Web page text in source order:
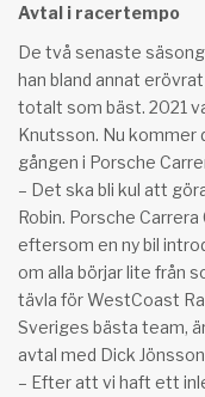
Avtal i racertempo
De två senaste
han bland annat
totalt som bäst. 2021
Knutsson. Nu kommer
gången i Porsche
– Det ska bli kul att
Robin. Porsche
eftersom en ny bil
om alla börjar lite från
tävla för WestCoast
Sveriges bästa team,
avtal med Dick
– Efter att vi haft ett